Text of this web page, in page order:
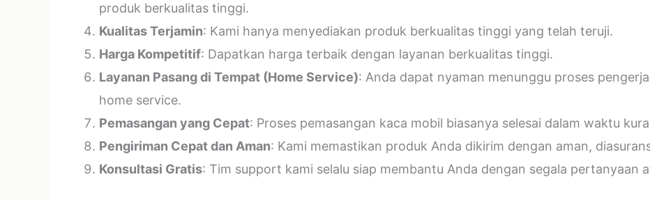
produk berkualitas tinggi.
Kualitas Terjamin: Kami hanya menyediakan produk berkualitas tinggi yang telah teruji.
Harga Kompetitif: Dapatkan harga terbaik dengan layanan berkualitas tinggi.
Layanan Pasang di Tempat (Home Service): Anda dapat nyaman menunggu proses
home service.
Pemasangan yang Cepat: Proses pemasangan kaca mobil biasanya selesai dalam waktu
Pengiriman Cepat dan Aman: Kami memastikan produk Anda dikirim dengan aman,
Konsultasi Gratis: Tim support kami selalu siap membantu Anda dengan segala pertanyaan